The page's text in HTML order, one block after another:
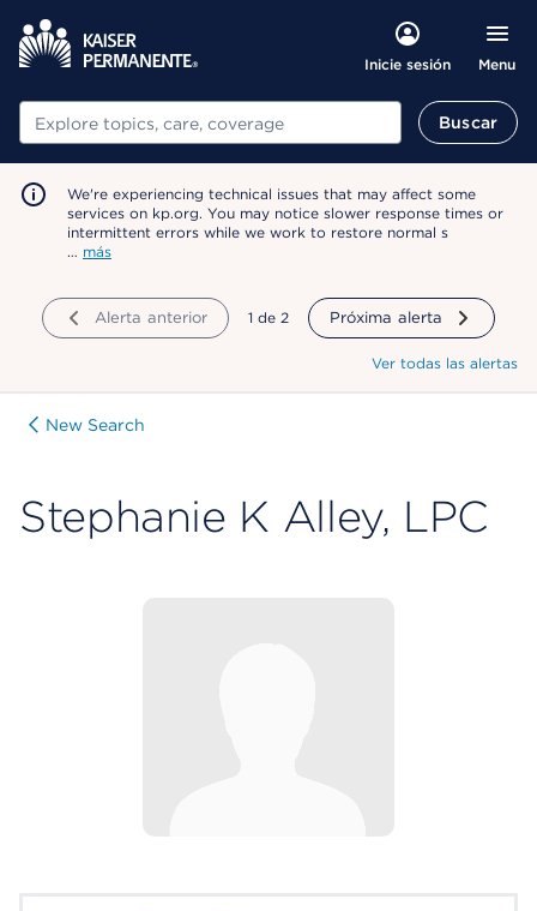
Inicie sesión Menu
Buscar Buscar
We're experiencing technical issues that may affect some
services on kp.org. You may notice slower response times or
intermittent errors while we work to restore normal s
… más
Alerta anterior mostrando
1 de 2 Próxima alerta
Ver todas las alertas
New Search
Stephanie K Alley, LPC